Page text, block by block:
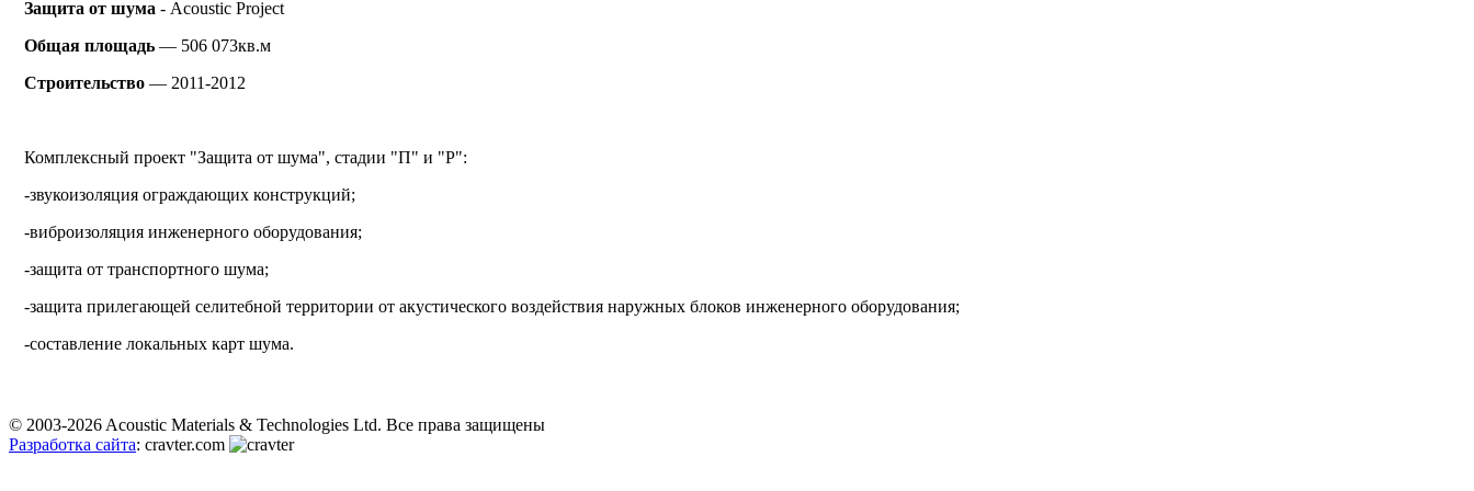
Защита от шума - Acoustic Project
Общая площадь — 506 073кв.м
Строительство — 2011-2012
Комплексный проект "Защита от шума", стадии "П" и "Р":
-звукоизоляция ограждающих конструкций;
-виброизоляция инженерного оборудования;
-защита от транспортного шума;
-защита прилегающей селитебной территории от акустического воздействия наружных блоков инженерного оборудования;
-составление локальных карт шума.
© 2003-2026 Acoustic Materials & Technologies Ltd. Все права защищены
Разработка сайта: cravter.com